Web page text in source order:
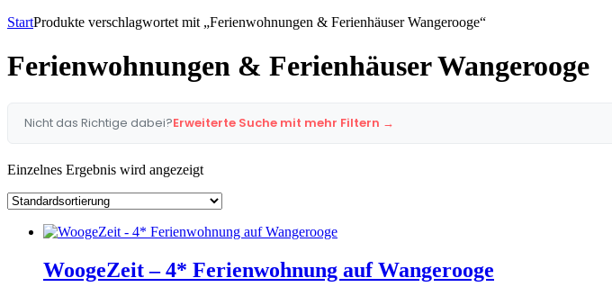
StartProdukte verschlagwortet mit „Ferienwohnungen & Ferienhäuser Wangerooge“
Ferienwohnungen & Ferienhäuser Wangerooge
Nicht das Richtige dabei?Erweiterte Suche mit mehr Filtern →
Einzelnes Ergebnis wird angezeigt
WoogeZeit – 4* Ferienwohnung auf Wangerooge